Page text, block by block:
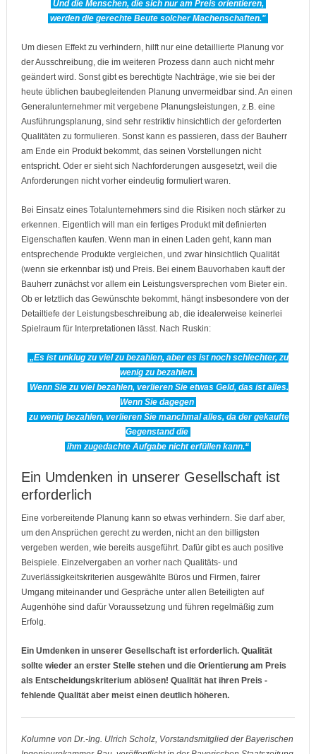
Und die Menschen, die sich nur am Preis orientieren,
werden die gerechte Beute solcher Machenschaften."
Um diesen Effekt zu verhindern, hilft nur eine detaillierte Planung vor
der Ausschreibung, die im weiteren Prozess dann auch nicht mehr
geändert wird. Sonst gibt es berechtigte Nachträge, wie sie bei der
heute üblichen baubegleitenden Planung unvermeidbar sind. An einen
Generalunternehmer mit vergebene Planungsleistungen, z.B. eine
Ausführungsplanung, sind sehr restriktiv hinsichtlich der geforderten
Qualitäten zu formulieren. Sonst kann es passieren, dass der Bauherr
am Ende ein Produkt bekommt, das seinen Vorstellungen nicht
entspricht. Oder er sieht sich Nachforderungen ausgesetzt, weil die
Anforderungen nicht vorher eindeutig formuliert waren.
Bei Einsatz eines Totalunternehmers sind die Risiken noch stärker zu
erkennen. Eigentlich will man ein fertiges Produkt mit definierten
Eigenschaften kaufen. Wenn man in einen Laden geht, kann man
entsprechende Produkte vergleichen, und zwar hinsichtlich Qualität
(wenn sie erkennbar ist) und Preis. Bei einem Bauvorhaben kauft der
Bauherr zunächst vor allem ein Leistungsversprechen vom Bieter ein.
Ob er letztlich das Gewünschte bekommt, hängt insbesondere von der
Detailtiefe der Leistungsbeschreibung ab, die idealerweise keinerlei
Spielraum für Interpretationen lässt. Nach Ruskin:
„Es ist unklug zu viel zu bezahlen, aber es ist noch schlechter, zu
wenig zu bezahlen.
Wenn Sie zu viel bezahlen, verlieren Sie etwas Geld, das ist alles.
Wenn Sie dagegen
zu wenig bezahlen, verlieren Sie manchmal alles, da der gekaufte
Gegenstand die
ihm zugedachte Aufgabe nicht erfüllen kann.“
Ein Umdenken in unserer Gesellschaft ist
erforderlich
Eine vorbereitende Planung kann so etwas verhindern. Sie darf aber,
um den Ansprüchen gerecht zu werden, nicht an den billigsten
vergeben werden, wie bereits ausgeführt. Dafür gibt es auch positive
Beispiele. Einzelvergaben an vorher nach Qualitäts- und
Zuverlässigkeitskriterien ausgewählte Büros und Firmen, fairer
Umgang miteinander und Gespräche unter allen Beteiligten auf
Augenhöhe sind dafür Voraussetzung und führen regelmäßig zum
Erfolg.
Ein Umdenken in unserer Gesellschaft ist erforderlich. Qualität
sollte wieder an erster Stelle stehen und die Orientierung am Preis
als Entscheidungskriterium ablösen! Qualität hat ihren Preis -
fehlende Qualität aber meist einen deutlich höheren.
Kolumne von Dr.-Ing. Ulrich Scholz, Vorstandsmitglied der Bayerischen